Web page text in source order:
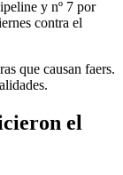
y nº 7 por
contra el
que causan faers.
el